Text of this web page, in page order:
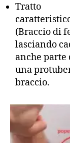
Tratto
(Braccio di
lasciando
anche
una
braccio.